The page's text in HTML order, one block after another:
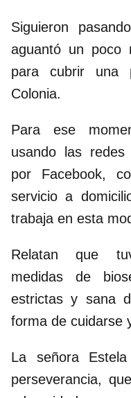
Siguieron
aguantó un poco
para cubrir una
Colonia.
Para ese
usando las redes
por Facebook,
servicio a
trabaja en esta
Relatan que
medidas de
estrictas y sana
forma de cuidarse
La señora
perseverancia,